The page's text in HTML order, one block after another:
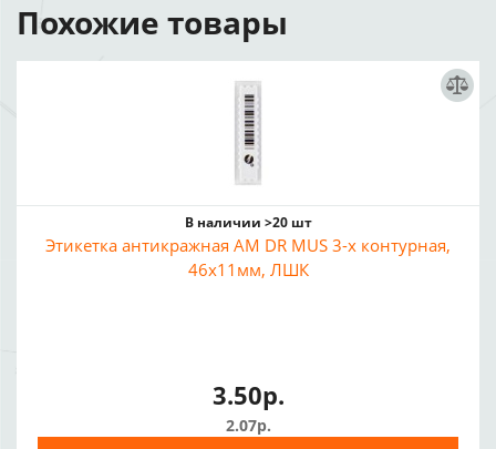
Похожие товары
В наличии >20 шт
Этикетка антикражная AM DR MUS 3-х контурная,
46x11мм, ЛШК
3.50р.
2.07р.